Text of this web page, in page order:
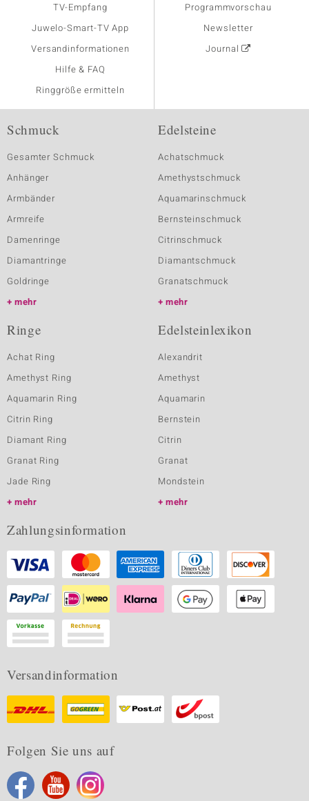
TV-Empfang
Juwelo-Smart-TV App
Versandinformationen
Hilfe & FAQ
Ringgröße ermitteln
Programmvorschau
Newsletter
Journal
Schmuck
Gesamter Schmuck
Anhänger
Armbänder
Armreife
Damenringe
Diamantringe
Goldringe
mehr
Edelsteine
Achatschmuck
Amethystschmuck
Aquamarinschmuck
Bernsteinschmuck
Citrinschmuck
Diamantschmuck
Granatschmuck
mehr
Ringe
Achat Ring
Amethyst Ring
Aquamarin Ring
Citrin Ring
Diamant Ring
Granat Ring
Jade Ring
mehr
Edelsteinlexikon
Alexandrit
Amethyst
Aquamarin
Bernstein
Citrin
Granat
Mondstein
mehr
Zahlungsinformation
Versandinformation
Folgen Sie uns auf